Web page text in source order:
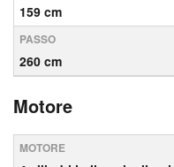
159 cm
PASSO
260 cm
Motore
MOTORE